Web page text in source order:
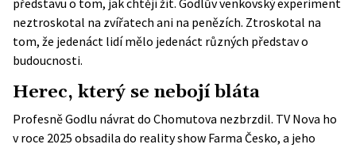
představu o tom, jak chtějí žít. Godlův venkovský experiment
neztroskotal na zvířatech ani na penězích. Ztroskotal na
tom, že jedenáct lidí mělo jedenáct různých představ o
budoucnosti.
Herec, který se nebojí bláta
Profesně Godlu návrat do Chomutova nezbrzdil. TV Nova ho
v roce 2025 obsadila do reality show Farma Česko, a jeho